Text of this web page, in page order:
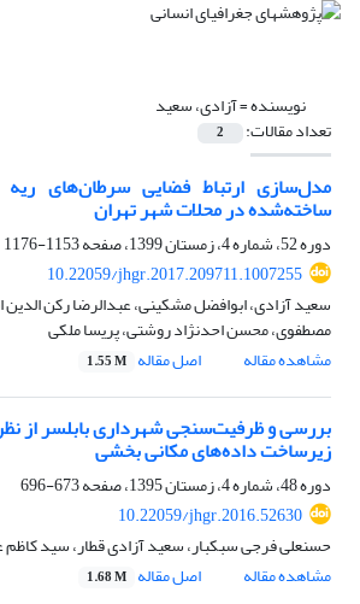
نویسنده =آزادی، سعید
تعداد مقالات: 2
مدل‌‌سازی ارتباط فضایی سرطان‌‌های ریه
ساخته‌‌شده در محلات شهر تهران
دوره 52، شماره 4، زمستان 1399، صفحه
1153-1176
10.22059/jhgr.2017.209711.1007255
سعید آزادی، ابوافضل مشکینی، عبدالرضا رکن الدین
مصطفوی، محسن احدنژاد روشتی، پریسا ملکی
مشاهده مقاله
اصل مقاله 1.55 M
بررسی و ظرفیت‌سنجی شهرداری بابلسر از
زیرساخت داده‌های مکانی بخشی
دوره 48، شماره 4، زمستان 1395، صفحه
673-696
10.22059/jhgr.2016.52630
حسنعلی فرجی سبکبار، سعید آزادی قطار، سید کاظم
مشاهده مقاله
اصل مقاله 1.68 M